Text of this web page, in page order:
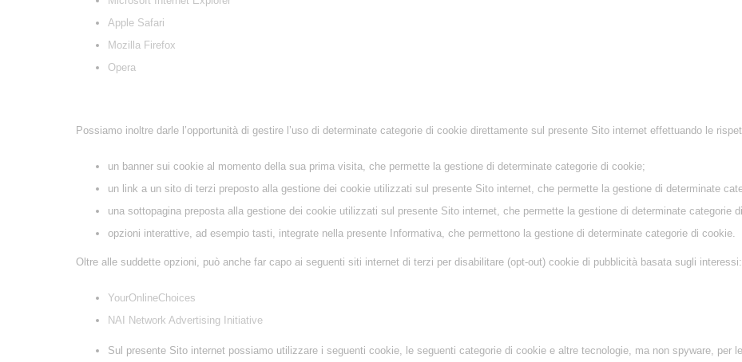
Apple Safari
Mozilla Firefox
Opera
Possiamo inoltre darle l’opportunità di gestire l’uso di determinate categorie di cookie direttamente sul presente Sito internet effettuando le
un banner sui cookie al momento della sua prima visita, che permette la gestione di determinate categorie di cookie;
un link a un sito di terzi preposto alla gestione dei cookie utilizzati sul presente Sito internet, che permette la gestione di determinate
una sottopagina preposta alla gestione dei cookie utilizzati sul presente Sito internet, che permette la gestione di determinate categorie
opzioni interattive, ad esempio tasti, integrate nella presente Informativa, che permettono la gestione di determinate categorie di cookie.
Oltre alle suddette opzioni, può anche far capo ai seguenti siti internet di terzi per disabilitare (opt-out) cookie di pubblicità basata sugli interessi:
YourOnlineChoices
NAI Network Advertising Initiative
Sul presente Sito internet possiamo utilizzare i seguenti cookie, le seguenti categorie di cookie e altre tecnologie, ma non spyware, per